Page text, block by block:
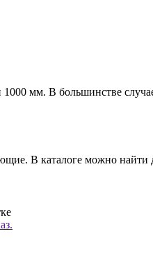
1000 мм. В большинстве
В каталоге можно найти